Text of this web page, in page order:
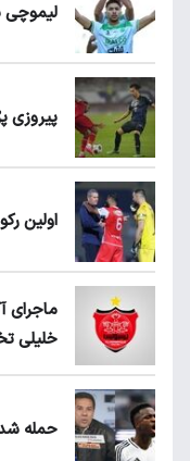
پیروزی
اولین
خلیلی
حمله